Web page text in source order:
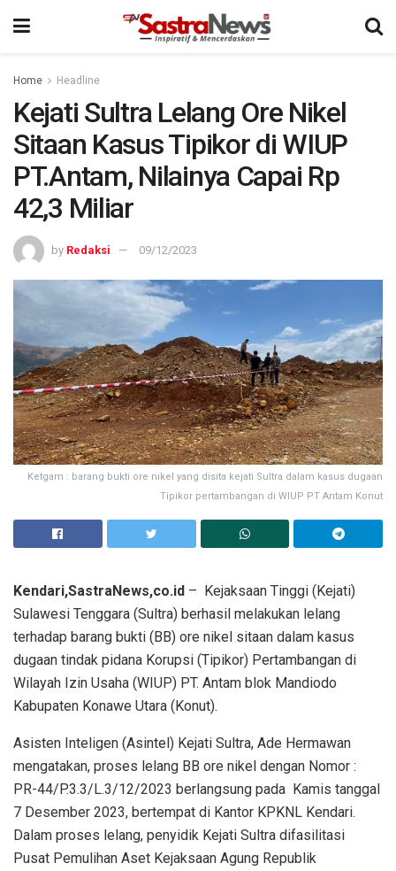
Home Headline
Kejati Sultra Lelang Ore Nikel
Sitaan Kasus Tipikor di WIUP
PT.Antam, Nilainya Capai Rp
42,3 Miliar
by Redaksi 09/12/2023
Ketgam : barang bukti ore nikel yang disita kejati Sultra dalam kasus dugaan
Tipikor pertambangan di WIUP PT Antam Konut
Kendari,SastraNews,co.id – Kejaksaan Tinggi (Kejati)
Sulawesi Tenggara (Sultra) berhasil melakukan lelang
terhadap barang bukti (BB) ore nikel sitaan dalam kasus
dugaan tindak pidana Korupsi (Tipikor) Pertambangan di
Wilayah Izin Usaha (WIUP) PT. Antam blok Mandiodo
Kabupaten Konawe Utara (Konut).
Asisten Inteligen (Asintel) Kejati Sultra, Ade Hermawan
mengatakan, proses lelang BB ore nikel dengan Nomor :
PR-44/P.3.3/L.3/12/2023 berlangsung pada Kamis tanggal
7 Desember 2023, bertempat di Kantor KPKNL Kendari.
Dalam proses lelang, penyidik Kejati Sultra difasilitasi
Pusat Pemulihan Aset Kejaksaan Agung Republik